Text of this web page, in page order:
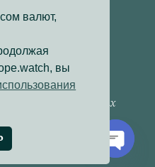
Соглашение
данных
файлов cookie
Проекты
валют,
вы